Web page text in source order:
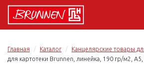
Главная Каталог Канцелярские товары
для картотеки Brunnen, линейка, 190 гр/м2,